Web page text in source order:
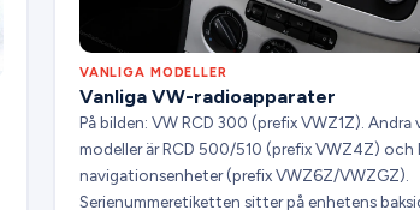
VANLIGA MODELLER
Vanliga VW-radioapparater
På bilden: VW RCD 300 (prefix VWZ1Z). Andra
modeller är RCD 500/510 (prefix VWZ4Z) och
navigationsenheter (prefix VWZ6Z/VWZGZ).
Serienummeretiketten sitter på enhetens